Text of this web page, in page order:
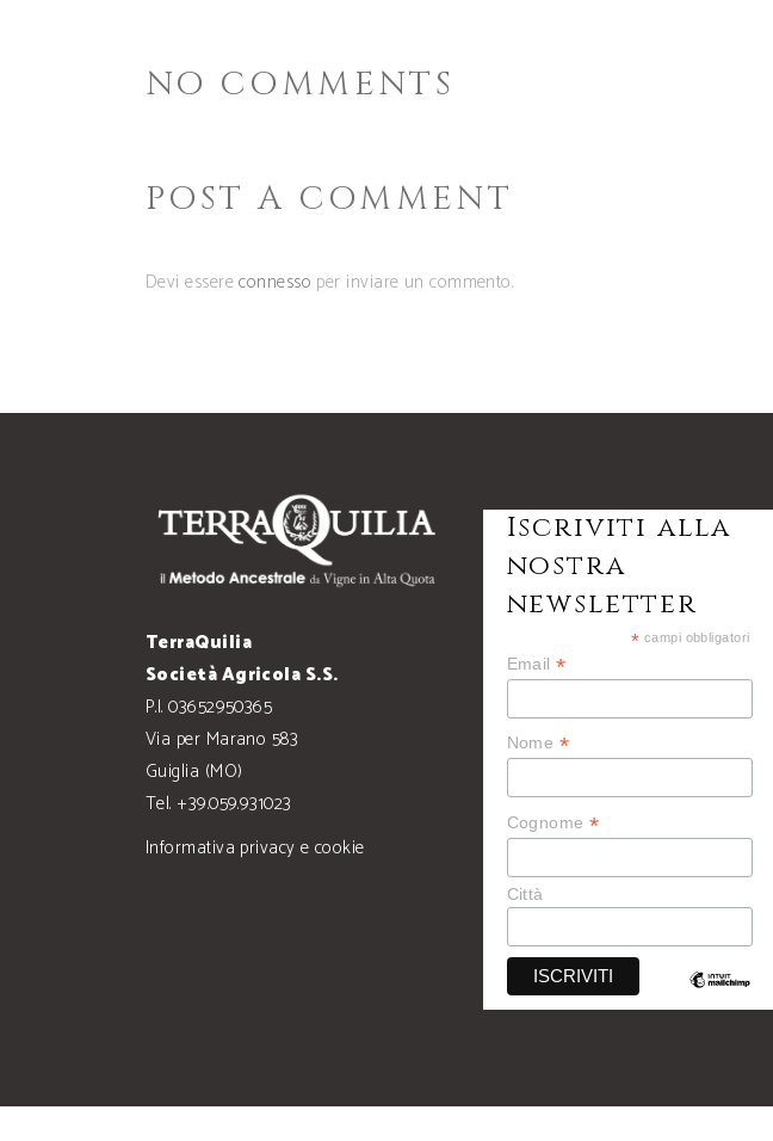
NO COMMENTS
POST A COMMENT
Devi essereconnesso per inviare un commento.
TerraQuilia
Società Agricola S.S.
P.I. 03652950365
Via per Marano 583
Guiglia (MO)
Tel. +39.059.931023
Informativa privacy e cookie
Iscriviti alla
nostra
newsletter
* campi obbligatori
Email*
Nome *
Cognome*
Città